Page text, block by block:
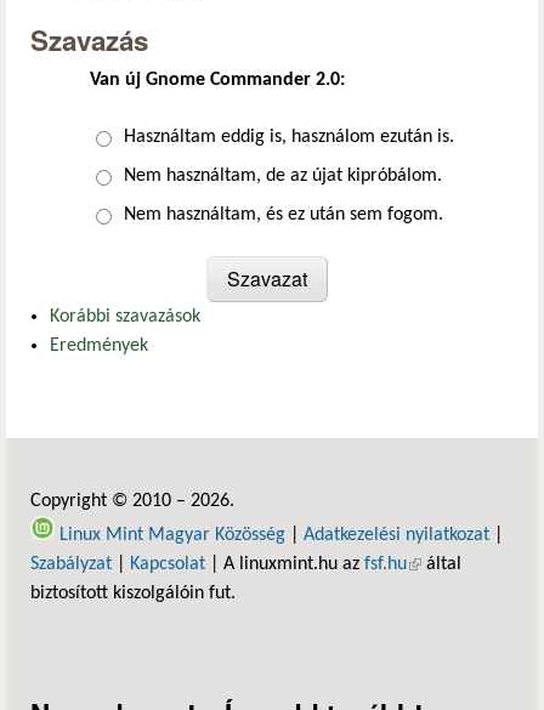
Szavazás
Van új Gnome Commander 2.0:
Választások
Használtam eddig is, használom ezután is.
Nem használtam, de az újat kipróbálom.
Nem használtam, és ez után sem fogom.
Korábbi szavazások
Eredmények
Copyright © 2010 – 2026.
Linux Mint Magyar Közösség
Adatkezelési nyilatkozat
Szabályzat
Kapcsolat | A linuxmint.hu az fsf.hu(külső hivatkozás)
által
biztosított kiszolgálóin fut.